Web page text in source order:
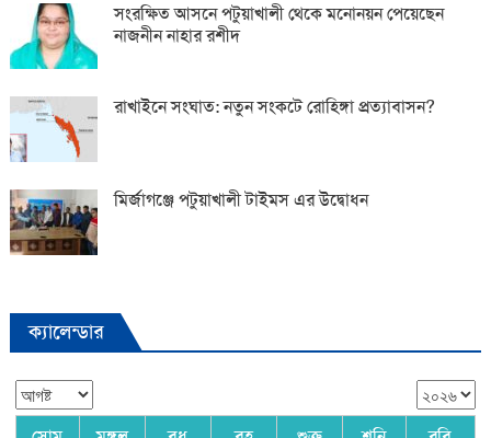
সংরক্ষিত আসনে পটুয়াখালী থেকে মনোনয়ন পেয়েছেন
নাজনীন নাহার রশীদ
রাখাইনে সংঘাত: নতুন সংকটে রোহিঙ্গা প্রত্যাবাসন?
মির্জাগঞ্জে পটুয়াখালী টাইমস এর উদ্বোধন
ক্যালেন্ডার